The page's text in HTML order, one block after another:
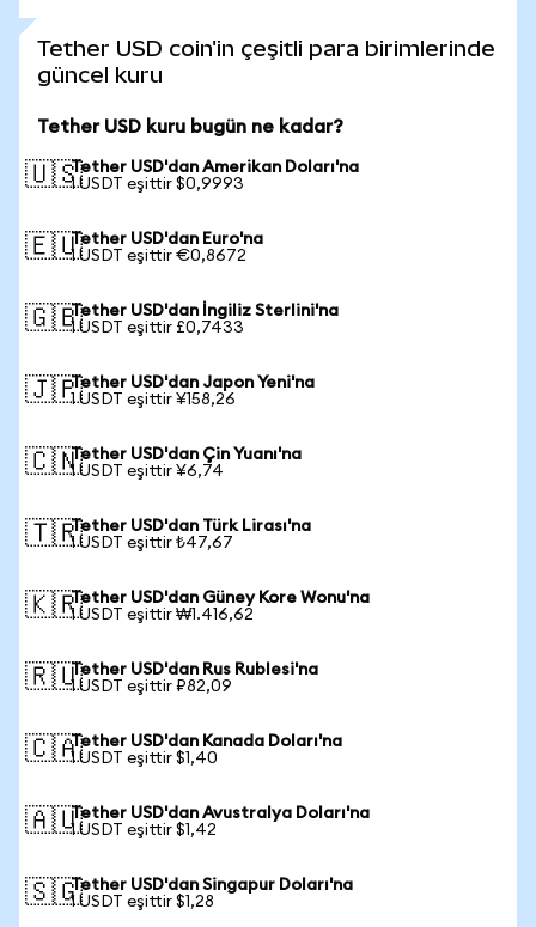
Tether USD coin'in çeşitli para birimlerinde
güncel kuru
Tether USD kuru bugün ne kadar?
🇺🇸Tether USD'dan Amerikan Doları'na
1 USDT eşittir $0,9993
🇪🇺Tether USD'dan Euro'na
1 USDT eşittir €0,8672
🇬🇧Tether USD'dan İngiliz Sterlini'na
1 USDT eşittir £0,7433
🇯🇵Tether USD'dan Japon Yeni'na
1 USDT eşittir ¥158,26
🇨🇳Tether USD'dan Çin Yuanı'na
1 USDT eşittir ¥6,74
🇹🇷Tether USD'dan Türk Lirası'na
1 USDT eşittir ₺47,67
🇰🇷Tether USD'dan Güney Kore Wonu'na
1 USDT eşittir ₩1.416,62
🇷🇺Tether USD'dan Rus Rublesi'na
1 USDT eşittir ₽82,09
🇨🇦Tether USD'dan Kanada Doları'na
1 USDT eşittir $1,40
🇦🇺Tether USD'dan Avustralya Doları'na
1 USDT eşittir $1,42
🇸🇬Tether USD'dan Singapur Doları'na
1 USDT eşittir $1,28